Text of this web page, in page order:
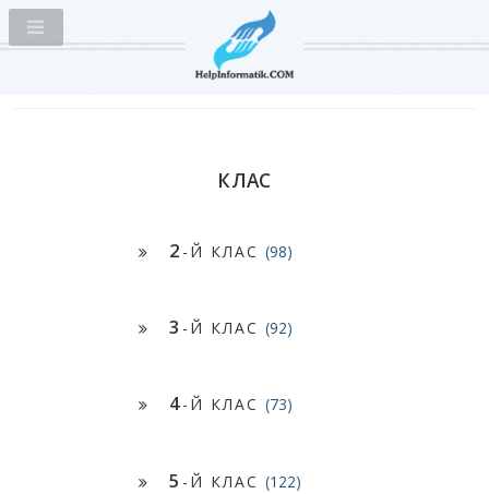
КЛАС
2 -Й КЛАС (98)
3 -Й КЛАС (92)
4-Й КЛАС (73)
5 -Й КЛАС (122)